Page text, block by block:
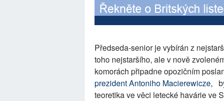
Předseda-senior je vybírán z
toho nejstaršího, ale v nově
komorách připadne opozičním
prezident Antoniho Macierewicze,
teoretika ve věci letecké havárie ve